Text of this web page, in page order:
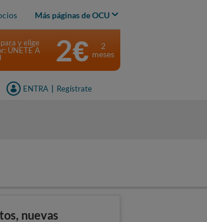
Más páginas de OCU
ENTRA Regístrate
y elige
ÚNETE A
2€
2
meses
nuevas